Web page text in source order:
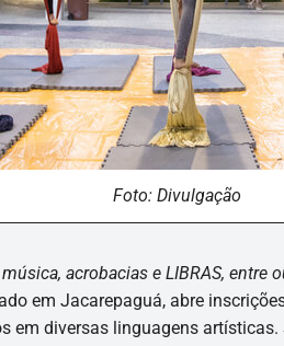
Foto: Divulgação
acrobacias e LIBRAS, entre
em Jacarepaguá, abre
em diversas linguagens